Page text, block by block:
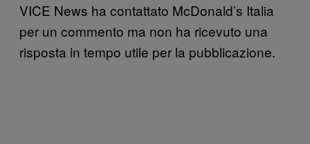
VICE News ha contattato McDonald’s Italia
per un commento ma non ha ricevuto una
risposta in tempo utile per la pubblicazione.